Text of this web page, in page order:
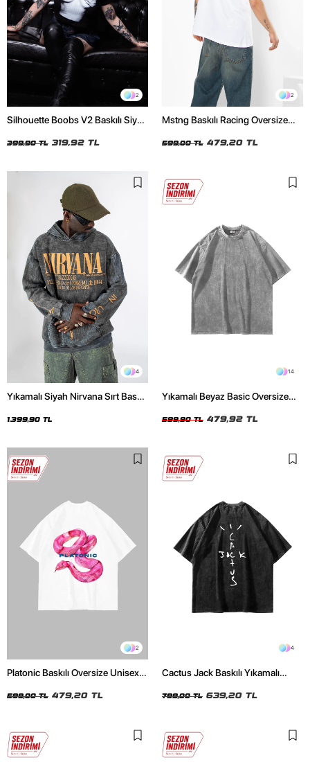
2
Silhouette Boobs V2 Baskılı Siyah
399,90 TL 319,92 TL
2
Mstng Baskılı Racing Oversize
599,00 TL 479,20 TL
4
Yıkamalı Siyah Nirvana Sırt Baskılı
1.399,90 TL
14
Yıkamalı Beyaz Basic Oversize
599,90 TL 479,92 TL
2
Platonic Baskılı Oversize Unisex
599,00 TL 479,20 TL
4
Cactus Jack Baskılı Yıkamalı
799,00 TL 639,20 TL